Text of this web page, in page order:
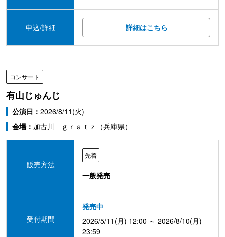
申込/詳細 詳細はこちら
コンサート
有山じゅんじ
公演日： 2026/8/11(火)
会場： 加古川 ｇｒａｔｚ（兵庫県）
販売方法
先着
一般発売
受付期間
発売中
2026/5/11(月) 12:00 ～ 2026/8/10(月)
23:59